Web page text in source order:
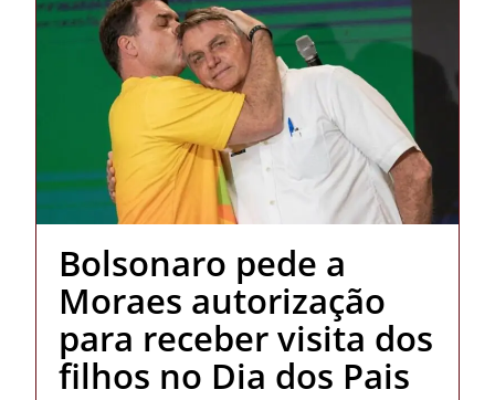
Bolsonaro pede a
Moraes autorização
para receber visita dos
filhos no Dia dos Pais